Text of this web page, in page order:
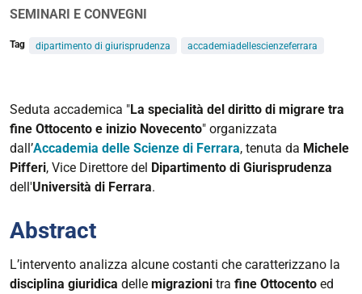
SEMINARI E CONVEGNI
Tag dipartimento di giurisprudenza accademiadellescienzeferrara
scienze-
seduta-
michele-
pifferi
Accademia
Scienze
Ferrara
|
Seduta accademica "La specialità del diritto di migrare tra
fine Ottocento e inizio Novecento" organizzata
dall’Accademia delle Scienze di Ferrara, tenuta da Michele
Pifferi, Vice Direttore del Dipartimento di Giurisprudenza
dell'Università di Ferrara.
Abstract
L’intervento analizza alcune costanti che caratterizzano la
disciplina giuridica delle migrazioni tra fine Ottocento ed